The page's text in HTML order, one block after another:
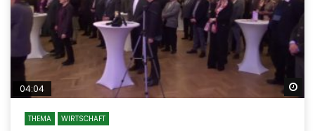
04:04
THEMA WIRTSCHAFT